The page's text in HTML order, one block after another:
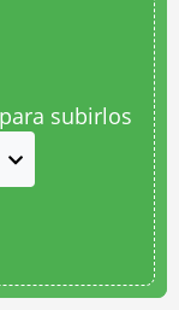
subirlos